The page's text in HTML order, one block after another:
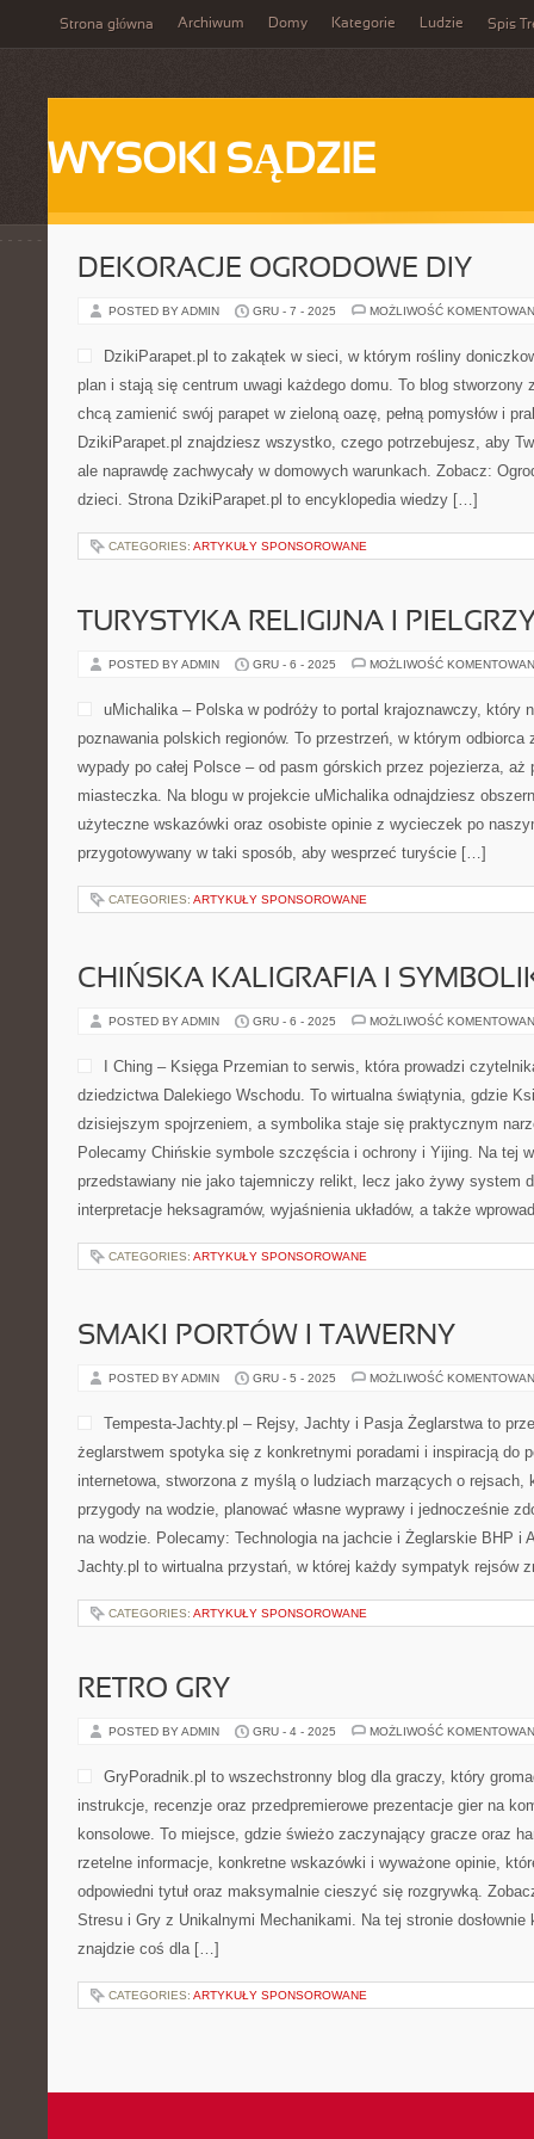
Strona główna Archiwum Domy Kategorie Ludzie Spis
WYSOKI SĄDZIE
DEKORACJE OGRODOWE DIY
POSTED BY ADMIN GRU - 7 - 2025 MOŻLIWOŚĆ
DzikiParapet.pl to zakątek w sieci, w którym rośliny
plan i stają się centrum uwagi każdego domu. To blog stworzony
chcą zamienić swój parapet w zieloną oazę, pełną pomysłów i
DzikiParapet.pl znajdziesz wszystko, czego potrzebujesz, aby
ale naprawdę zachwycały w domowych warunkach. Zobacz:
dzieci. Strona DzikiParapet.pl to encyklopedia wiedzy […]
CATEGORIES: ARTYKUŁY SPONSOROWANE
TURYSTYKA RELIGIJNA I
POSTED BY ADMIN GRU - 6 - 2025 MOŻLIWOŚĆ
uMichalika – Polska w podróży to portal krajoznawczy, który
poznawania polskich regionów. To przestrzeń, w którym odbiorca
wypady po całej Polsce – od pasm górskich przez pojezierza, aż
miasteczka. Na blogu w projekcie uMichalika odnajdziesz
użyteczne wskazówki oraz osobiste opinie z wycieczek po
przygotowywany w taki sposób, aby wesprzeć turyście […]
CATEGORIES: ARTYKUŁY SPONSOROWANE
CHIŃSKA KALIGRAFIA I
POSTED BY ADMIN GRU - 6 - 2025 MOŻLIWOŚĆ
I Ching – Księga Przemian to serwis, która prowadzi
dziedzictwa Dalekiego Wschodu. To wirtualna świątynia, gdzie
dzisiejszym spojrzeniem, a symbolika staje się praktycznym
Polecamy Chińskie symbole szczęścia i ochrony i Yijing. Na tej
przedstawiany nie jako tajemniczy relikt, lecz jako żywy system
interpretacje heksagramów, wyjaśnienia układów, a także
CATEGORIES: ARTYKUŁY SPONSOROWANE
SMAKI PORTÓW I TAWERNY
POSTED BY ADMIN GRU - 5 - 2025 MOŻLIWOŚĆ
Tempesta-Jachty.pl – Rejsy, Jachty i Pasja Żeglarstwa to
żeglarstwem spotyka się z konkretnymi poradami i inspiracją do
internetowa, stworzona z myślą o ludziach marzących o rejsach,
przygody na wodzie, planować własne wyprawy i jednocześnie
na wodzie. Polecamy: Technologia na jachcie i Żeglarskie BHP i
Jachty.pl to wirtualna przystań, w której każdy sympatyk rejsów
CATEGORIES: ARTYKUŁY SPONSOROWANE
RETRO GRY
POSTED BY ADMIN GRU - 4 - 2025 MOŻLIWOŚĆ
GryPoradnik.pl to wszechstronny blog dla graczy, który
instrukcje, recenzje oraz przedpremierowe prezentacje gier na
konsolowe. To miejsce, gdzie świeżo zaczynający gracze oraz
rzetelne informacje, konkretne wskazówki i wyważone opinie,
odpowiedni tytuł oraz maksymalnie cieszyć się rozgrywką.
Stresu i Gry z Unikalnymi Mechanikami. Na tej stronie
znajdzie coś dla […]
CATEGORIES: ARTYKUŁY SPONSOROWANE